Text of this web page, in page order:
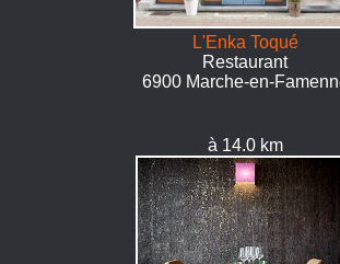
L'Enka Toqué
Restaurant
6900 Marche-en-
à 14.0 km